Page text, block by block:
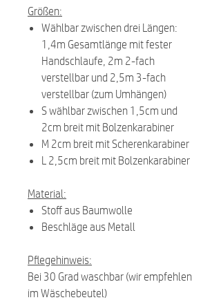
Größen:
Wählbar zwischen drei Längen:
1,4m Gesamtlänge mit fester
Handschlaufe, 2m 2-fach
verstellbar und 2,5m 3-fach
verstellbar (zum Umhängen)
S wählbar zwischen 1,5cm und
2cm breit mit Bolzenkarabiner
M 2cm breit mit Scherenkarabiner
L 2,5cm breit mit Bolzenkarabiner
Material:
Stoff aus Baumwolle
Beschläge aus Metall
Pflegehinweis:
Bei 30 Grad waschbar (wir empfehlen
im Wäschebeutel)